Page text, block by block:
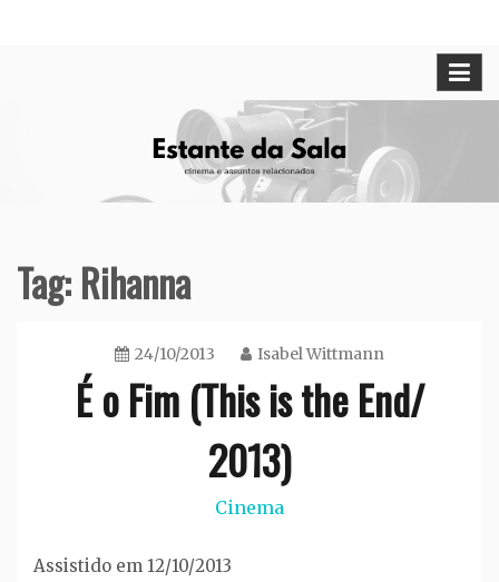
Tag:Rihanna
24/10/2013 Isabel Wittmann
É o Fim (This is the End/
2013)
Cinema
Assistido em 12/10/2013